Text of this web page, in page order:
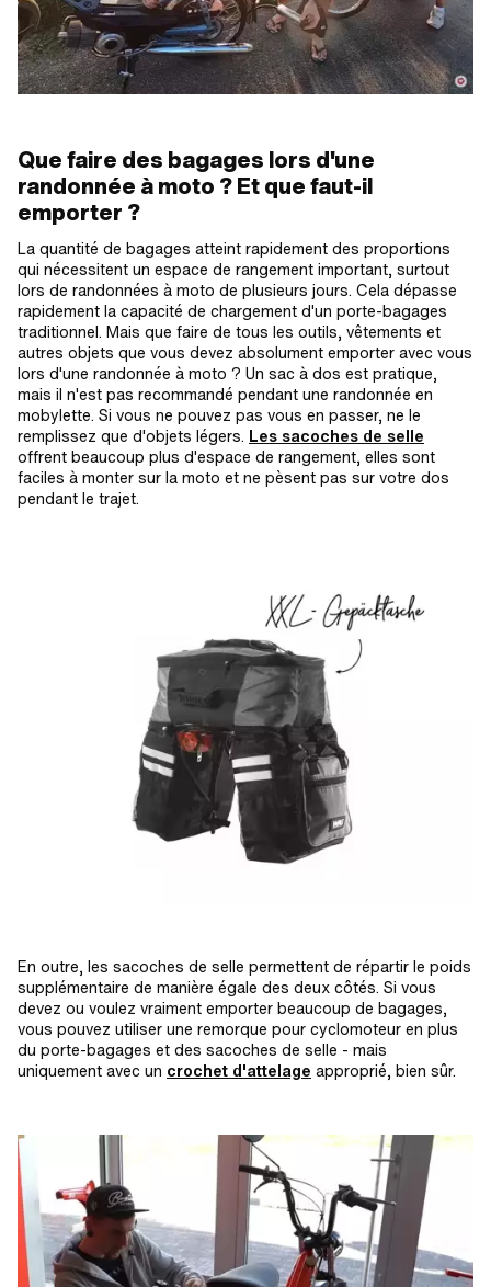
Que faire des bagages lors d'une
randonnée à moto ? Et que faut-il
emporter ?
La quantité de bagages atteint rapidement des proportions
qui nécessitent un espace de rangement important, surtout
lors de randonnées à moto de plusieurs jours. Cela dépasse
rapidement la capacité de chargement d'un porte-bagages
traditionnel. Mais que faire de tous les outils, vêtements et
autres objets que vous devez absolument emporter avec vous
lors d'une randonnée à moto ? Un sac à dos est pratique,
mais il n'est pas recommandé pendant une randonnée en
mobylette. Si vous ne pouvez pas vous en passer, ne le
remplissez que d'objets légers. Les sacoches de selle
offrent beaucoup plus d'espace de rangement, elles sont
faciles à monter sur la moto et ne pèsent pas sur votre dos
pendant le trajet.
En outre, les sacoches de selle permettent de répartir le poids
supplémentaire de manière égale des deux côtés. Si vous
devez ou voulez vraiment emporter beaucoup de bagages,
vous pouvez utiliser une remorque pour cyclomoteur en plus
du porte-bagages et des sacoches de selle - mais
uniquement avec un crochet d'attelage approprié, bien sûr.